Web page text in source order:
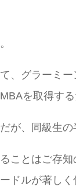
、グラーミ
を取得す
が、同級生
ことはご存
ドルが著し